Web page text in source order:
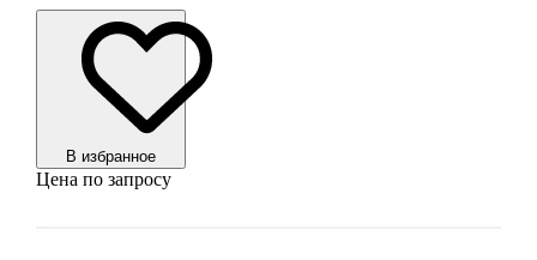
В избранноe
Цена по запросу